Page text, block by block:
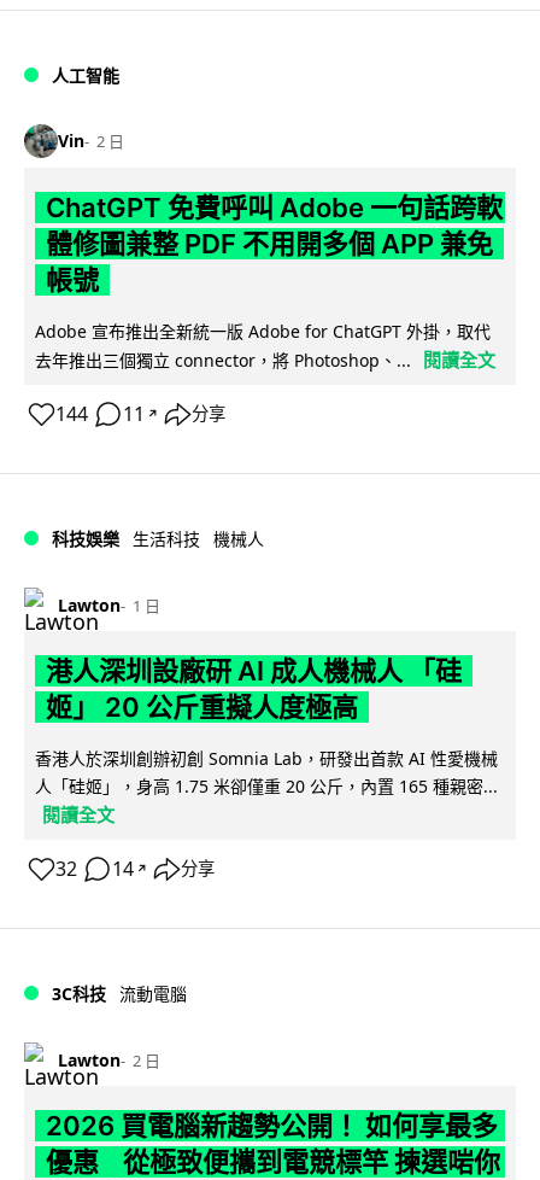
人工智能
Vin 2 日
ChatGPT 免費呼叫 Adobe 一句話跨軟
體修圖兼整 PDF 不用開多個 APP 兼免
帳號
Adobe 宣布推出全新統一版 Adobe for ChatGPT 外掛，取代
去年推出三個獨立 connector，將 Photoshop、...
閱讀全文
144 11 ↗ 分享
科技娛樂 生活科技 機械人
Lawton 1 日
港人深圳設廠研 AI 成人機械人 「硅
姬」 20 公斤重擬人度極高
香港人於深圳創辦初創 Somnia Lab，研發出首款 AI 性愛機械
人「硅姬」，身高 1.75 米卻僅重 20 公斤，內置 165 種親密...
閱讀全文
32 14 ↗ 分享
3C科技 流動電腦
Lawton 2 日
2026 買電腦新趨勢公開！ 如何享最多
優惠 從極致便攜到電競標竿 揀選啱你